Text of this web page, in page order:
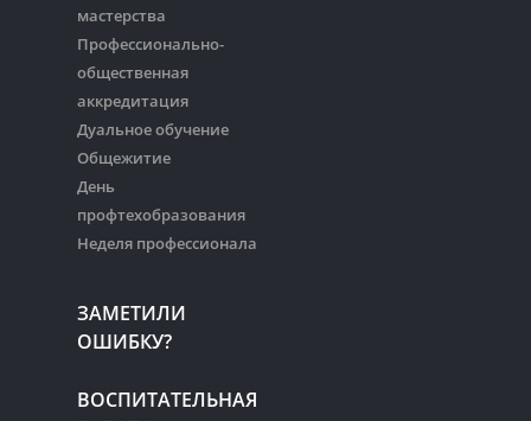
мастерства
Профессионально-
общественная
аккредитация
Дуальное обучение
Общежитие
День
профтехобразования
Неделя профессионала
ЗАМЕТИЛИ
ОШИБКУ?
ВОСПИТАТЕЛЬНАЯ